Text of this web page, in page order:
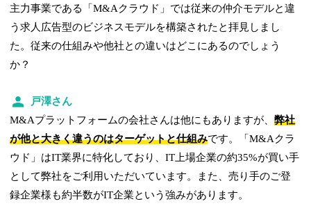
主力事業である「M&Aクラウド」では従来の仲介モデルと違
う求人広告型のビジネスモデルを構築されたと拝見しまし
た。従来の仕組みや他社との違いはどこにあるのでしょう
か？
戸澤さん
M&Aプラットフォームの会社さんは他にもありますが、弊社
が他と大きく違うのはターゲットと仕組みです。「M&Aクラ
ウド」はIT業界に特化しており、IT上場企業の約35%が買い手
として弊社をご利用いただいています。また、売り手のご登
録企業様も約半数がIT企業という強みがあります。